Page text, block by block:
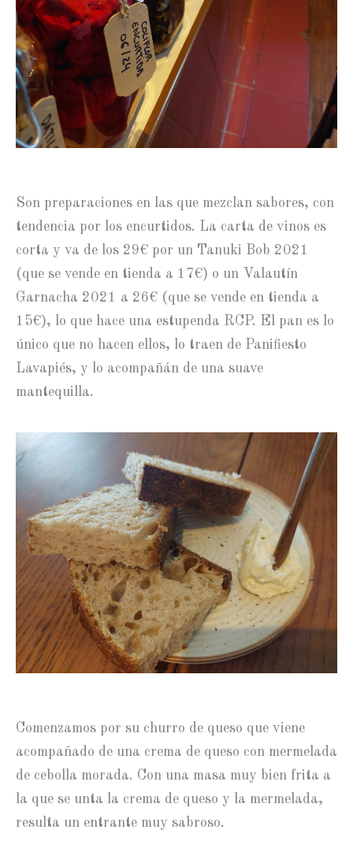
Son preparaciones en las que mezclan sabores, con
tendencia por los encurtidos. La carta de vinos es
corta y va de los 29€ por un Tanuki Bob 2021
(que se vende en tienda a 17€) o un Valautín
Garnacha 2021 a 26€ (que se vende en tienda a
15€), lo que hace una estupenda RCP. El pan es lo
único que no hacen ellos, lo traen de Panifiesto
Lavapiés, y lo acompañán de una suave
mantequilla.
Comenzamos por su churro de queso que viene
acompañado de una crema de queso con mermelada
de cebolla morada. Con una masa muy bien frita a
la que se unta la crema de queso y la mermelada,
resulta un entrante muy sabroso.